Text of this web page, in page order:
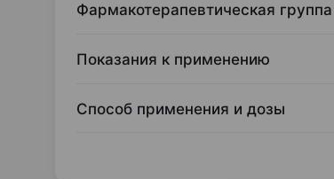
Фармакотерапевтическая группа
Показания к применению
Способ применения и дозы